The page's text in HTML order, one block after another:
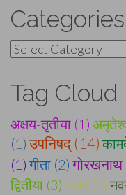
Categories
Categories
Tag Cloud
अक्षय-तृतीया (1)
(1) उपनिषद् (14)
(1) गीता (2)
द्वितीया (3) नजर (2)